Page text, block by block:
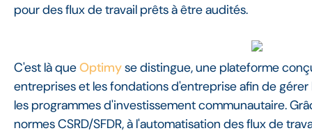
pour des flux de travail prêts à être audités.
C'est là queOptimyse distingue, une plateforme
entreprises et les fondations d'entreprise afin de
les programmes d'investissement communautaire.
normes CSRD/SFDR, à l'automatisation des flux de